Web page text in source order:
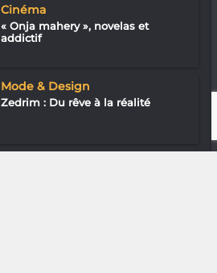
Cinéma
« Onja mahery », novelas et
addictif
Mode & Design
Zedrim : Du rêve à la réalité